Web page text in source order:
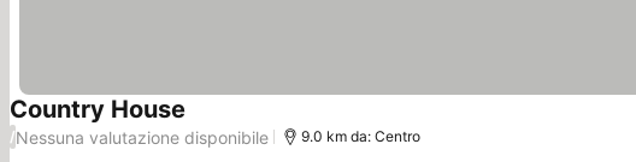
Country House Scopri i prezzi
/Nessuna valutazione disponibile 9.0 km da: Centro